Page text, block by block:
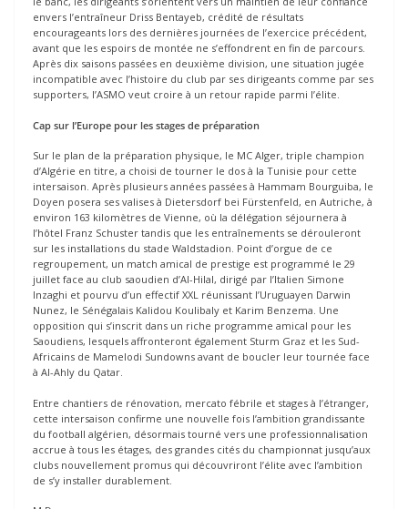
envers l’entraîneur Driss Bentayeb, crédité de résultats
encourageants lors des dernières journées de l’exercice précédent,
avant que les espoirs de montée ne s’effondrent en fin de parcours.
Après dix saisons passées en deuxième division, une situation jugée
incompatible avec l’histoire du club par ses dirigeants comme par ses
supporters, l’ASMO veut croire à un retour rapide parmi l’élite.
Cap sur l’Europe pour les stages de préparation
Sur le plan de la préparation physique, le MC Alger, triple champion
d’Algérie en titre, a choisi de tourner le dos à la Tunisie pour cette
intersaison. Après plusieurs années passées à Hammam Bourguiba, le
Doyen posera ses valises à Dietersdorf bei Fürstenfeld, en Autriche, à
environ 163 kilomètres de Vienne, où la délégation séjournera à
l’hôtel Franz Schuster tandis que les entraînements se dérouleront
sur les installations du stade Waldstadion. Point d’orgue de ce
regroupement, un match amical de prestige est programmé le 29
juillet face au club saoudien d’Al-Hilal, dirigé par l’Italien Simone
Inzaghi et pourvu d’un effectif XXL réunissant l’Uruguayen Darwin
Nunez, le Sénégalais Kalidou Koulibaly et Karim Benzema. Une
opposition qui s’inscrit dans un riche programme amical pour les
Saoudiens, lesquels affronteront également Sturm Graz et les Sud-
Africains de Mamelodi Sundowns avant de boucler leur tournée face
à Al-Ahly du Qatar.
Entre chantiers de rénovation, mercato fébrile et stages à l’étranger,
cette intersaison confirme une nouvelle fois l’ambition grandissante
du football algérien, désormais tourné vers une professionnalisation
accrue à tous les étages, des grandes cités du championnat jusqu’aux
clubs nouvellement promus qui découvriront l’élite avec l’ambition
de s’y installer durablement.